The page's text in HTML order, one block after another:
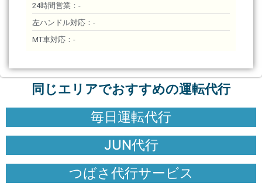
24時間営業：-
左ハンドル対応：-
MT車対応：-
同じエリアでおすすめの運転代行
毎日運転代行
JUN代行
つばさ代行サービス